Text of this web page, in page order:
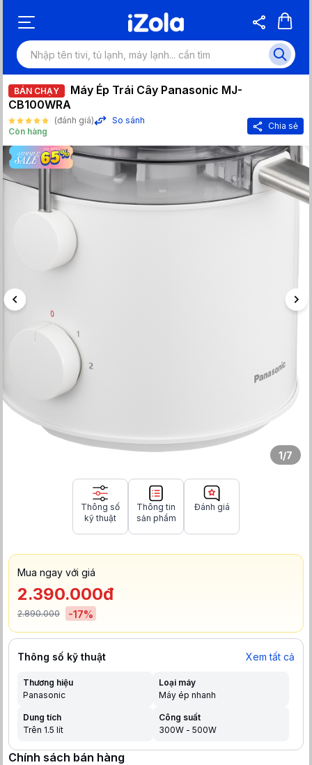
BÁN CHẠY
Máy Ép Trái Cây Panasonic MJ-
CB100WRA
(đánh giá)
So sánh
Còn hàng
Chia sẻ
1/7
Thông số
kỹ thuật
Thông tin
sản phẩm
Đánh giá
Mua ngay với giá
2.390.000đ
2.890.000 -17%
Thông số kỹ thuật Xem tất cả
Thương hiệu
Panasonic
Loại máy
Máy ép nhanh
Dung tích
Trên 1.5 lít
Công suất
300W - 500W
Chính sách bán hàng